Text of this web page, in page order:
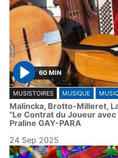
P
l
a
y
60 MIN
MUSISTOIRES MUSIQUE
Malincka, Brotto-Milleret,
"Le Contrat du Joueur
Praline GAY-PARA
24 Sep 2025